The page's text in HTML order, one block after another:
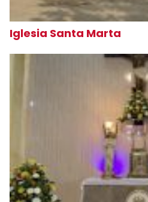
Iglesia Santa Marta